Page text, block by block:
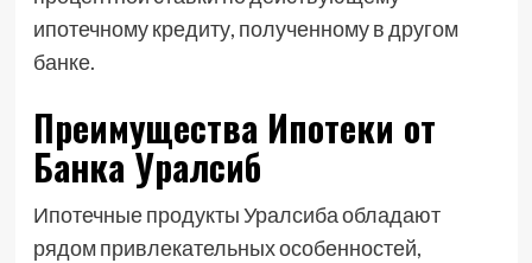
ипотечному кредиту, полученному в другом
банке.
Преимущества Ипотеки от
Банка Уралсиб
Ипотечные продукты Уралсиба обладают
рядом привлекательных особенностей,